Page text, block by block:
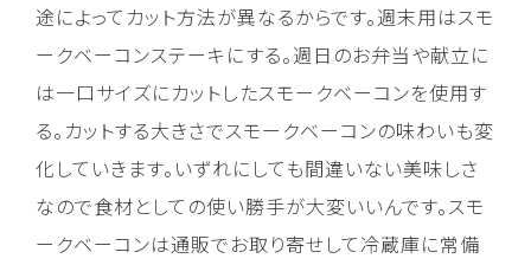
途によってカット方法が異なるからです。週末用はスモ
ークベーコンステーキにする。週日のお弁当や献立に
は一口サイズにカットしたスモークベーコンを使用す
る。カットする大きさでスモークベーコンの味わいも変
化していきます。いずれにしても間違いない美味しさ
なので食材としての使い勝手が大変いいんです。スモ
ークベーコンは通販でお取り寄せして冷蔵庫に常備